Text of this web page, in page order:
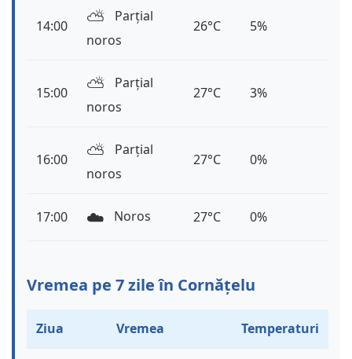
14:00 ⛅️
Parțial
noros
26°C 5%
15:00 ⛅️
Parțial
noros
27°C 3%
16:00 ⛅️
Parțial
noros
27°C 0%
17:00 ☁️ Noros 27°C 0%
Vremea pe 7 zile în Cornățelu
Ziua Vremea Temperaturi